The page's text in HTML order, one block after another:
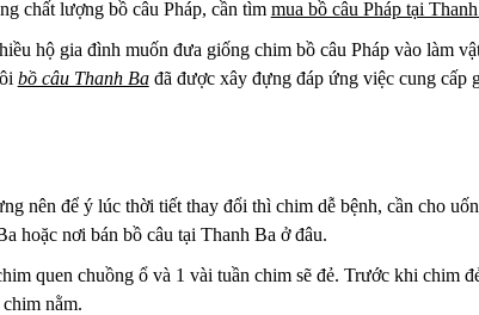
chất lượng bồ câu Pháp, cần tìm mua bồ câu Pháp tại
hộ gia đình muốn đưa giống chim bồ câu Pháp vào làm
bồ câu Thanh Bađã được xây đựng đáp ứng việc cung cấp
nên để ý lúc thời tiết thay đổi thì chim dễ bệnh, cần cho
hoặc nơi bán bồ câu tại Thanh Ba ở đâu.
quen chuồng ổ và 1 vài tuần chim sẽ đẻ. Trước khi chim
nằm.